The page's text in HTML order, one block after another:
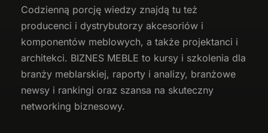
Codzienną porcję wiedzy znajdą tu też
producenci i dystrybutorzy akcesoriów i
komponentów meblowych, a także projektanci i
architekci. BIZNES MEBLE to kursy i szkolenia dla
branży meblarskiej, raporty i analizy, branżowe
newsy i rankingi oraz szansa na skuteczny
networking biznesowy.